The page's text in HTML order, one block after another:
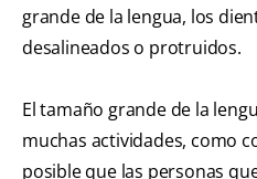
grande de la lengua, los
desalineados o protruidos.
El tamaño grande de la
muchas actividades, como
posible que las personas